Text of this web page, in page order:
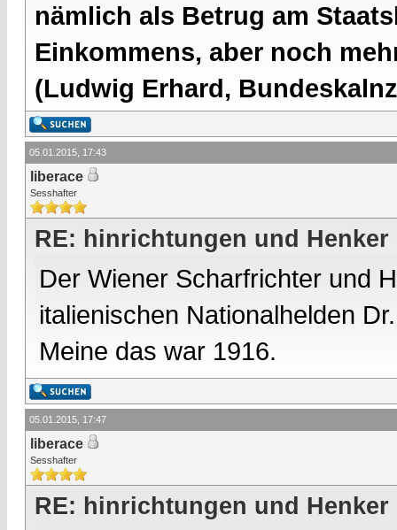
nämlich als Betrug am
Einkommens, aber noch
(Ludwig Erhard,
05.01.2015, 17:43
liberace
Sesshafter
RE: hinrichtungen und Henker
Der Wiener Scharfrichter und
italienischen Nationalhelden
Meine das war 1916.
05.01.2015, 17:47
liberace
Sesshafter
RE: hinrichtungen und Henker